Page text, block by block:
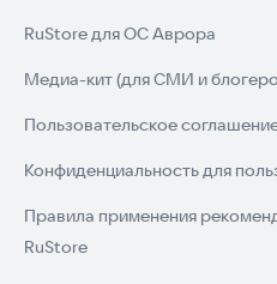
RuStore для ОС Аврора
Медиа-кит (для СМИ и
Пользовательское
Конфиденциальность для
Правила применения
RuStore